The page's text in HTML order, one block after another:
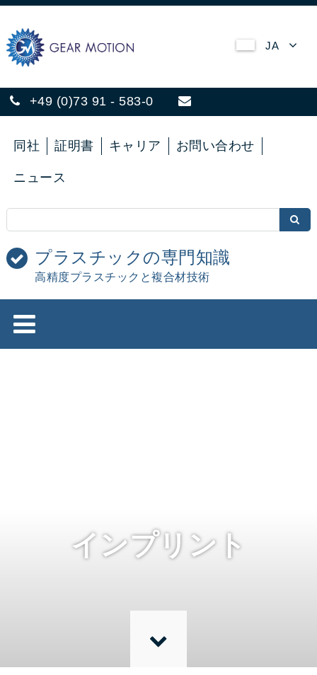
+49 (0)73 91 - 583-0
JA
同社 証明書 キャリア お問い合わせ
ニュース
プラスチックの専門知識
高精度プラスチックと複合材技術
インプリント